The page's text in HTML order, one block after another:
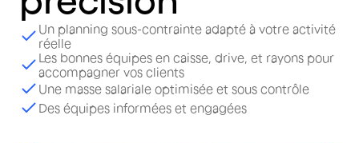
Un planning sous-contrainte adapté à votre activité
réelle
Les bonnes équipes en caisse, drive, et rayons pour
accompagner vos clients
Une masse salariale optimisée et sous contrôle
Des équipes informées et engagées